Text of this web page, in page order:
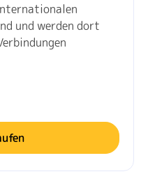
und werden dort